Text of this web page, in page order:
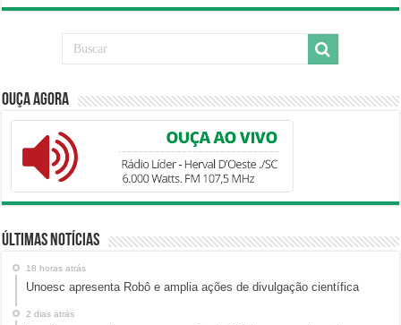
Ouça Agora
Últimas Notícias
18 horas atrás
Unoesc apresenta Robô e amplia ações de divulgação científica
2 dias atrás